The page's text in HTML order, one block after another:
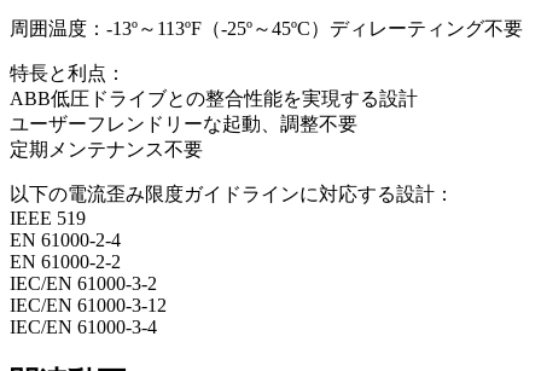
周囲温度：-13º～113ºF（-25º～45ºC）ディレーティング不要
特長と利点：
ABB低圧ドライブとの整合性能を実現する設計
ユーザーフレンドリーな起動、調整不要
定期メンテナンス不要
以下の電流歪み限度ガイドラインに対応する設計：
IEEE 519
EN 61000-2-4
EN 61000-2-2
IEC/EN 61000-3-2
IEC/EN 61000-3-12
IEC/EN 61000-3-4